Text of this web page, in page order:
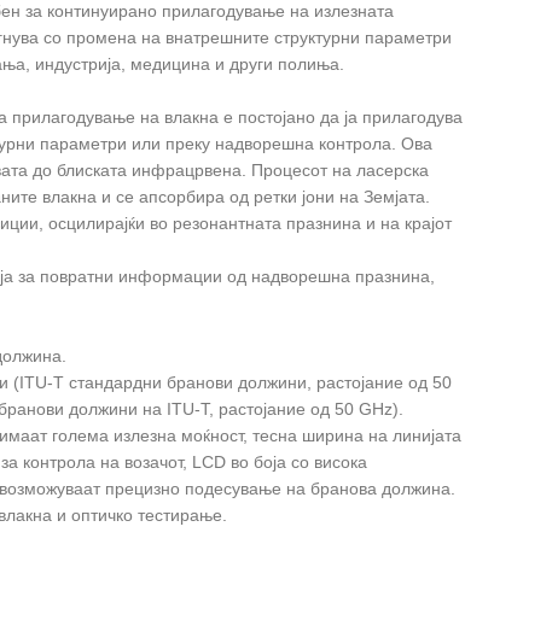
за континуирано прилагодување на излезната
со промена на внатрешните структурни параметри
индустрија, медицина и други полиња.
на влакна е постојано да ја прилагодува
параметри или преку надворешна контрола. Ова
до блиската инфрацрвена. Процесот на ласерска
влакна и се апсорбира од ретки јони на Земјата.
осцилирајќи во резонантната празнина и на крајот
за повратни информации од надворешна празнина,
(ITU-T стандардни бранови должини, растојание од 50
должини на ITU-T, растојание од 50 GHz).
голема излезна моќност, тесна ширина на линијата
на возачот, LCD во боја со висока
прецизно подесување на бранова должина.
и оптичко тестирање.